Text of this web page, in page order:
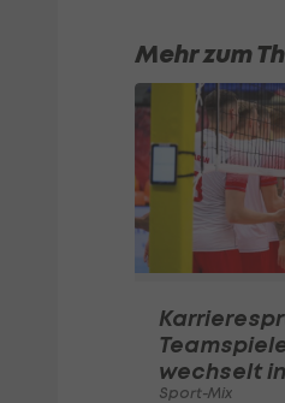
Mehr zum
wechselt
Sport-Mix